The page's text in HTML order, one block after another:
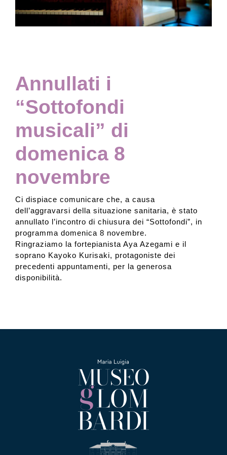
Collezione
Dona
Cerca
English
Annullati i
“Sottofondi
musicali” di
domenica 8
novembre
Ci dispiace comunicare che, a causa
dell’aggravarsi della situazione sanitaria, è stato
annullato l’incontro di chiusura dei “Sottofondi”, in
programma domenica 8 novembre.
Ringraziamo la fortepianista Aya Azegami e il
soprano Kayoko Kurisaki, protagoniste dei
precedenti appuntamenti, per la generosa
disponibilità.